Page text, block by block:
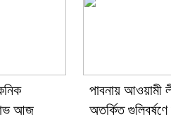
আজ
পাবনায় আওয়ামী
অতর্কিত গুলিবর্ষণে